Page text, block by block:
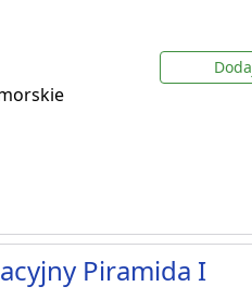
Piramida I